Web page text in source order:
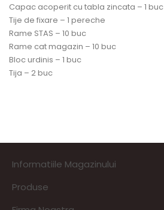
Capac acoperit cu tabla zincata – 1 buc
Tije de fixare – 1 pereche
Rame STAS – 10 buc
Rame cat magazin – 10 buc
Bloc urdinis – 1 buc
Tija – 2 buc
Informatiile Magazinului
Produse